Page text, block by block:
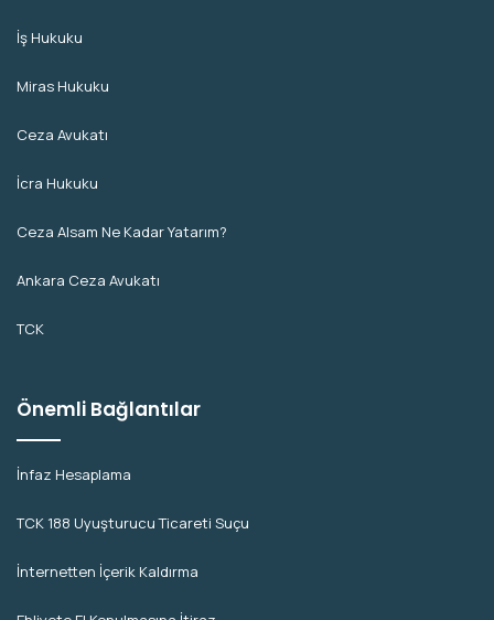
İş Hukuku
Miras Hukuku
Ceza Avukatı
İcra Hukuku
Ceza Alsam Ne Kadar Yatarım?
Ankara Ceza Avukatı
TCK
Önemli Bağlantılar
İnfaz Hesaplama
TCK 188 Uyuşturucu Ticareti Suçu
İnternetten İçerik Kaldırma